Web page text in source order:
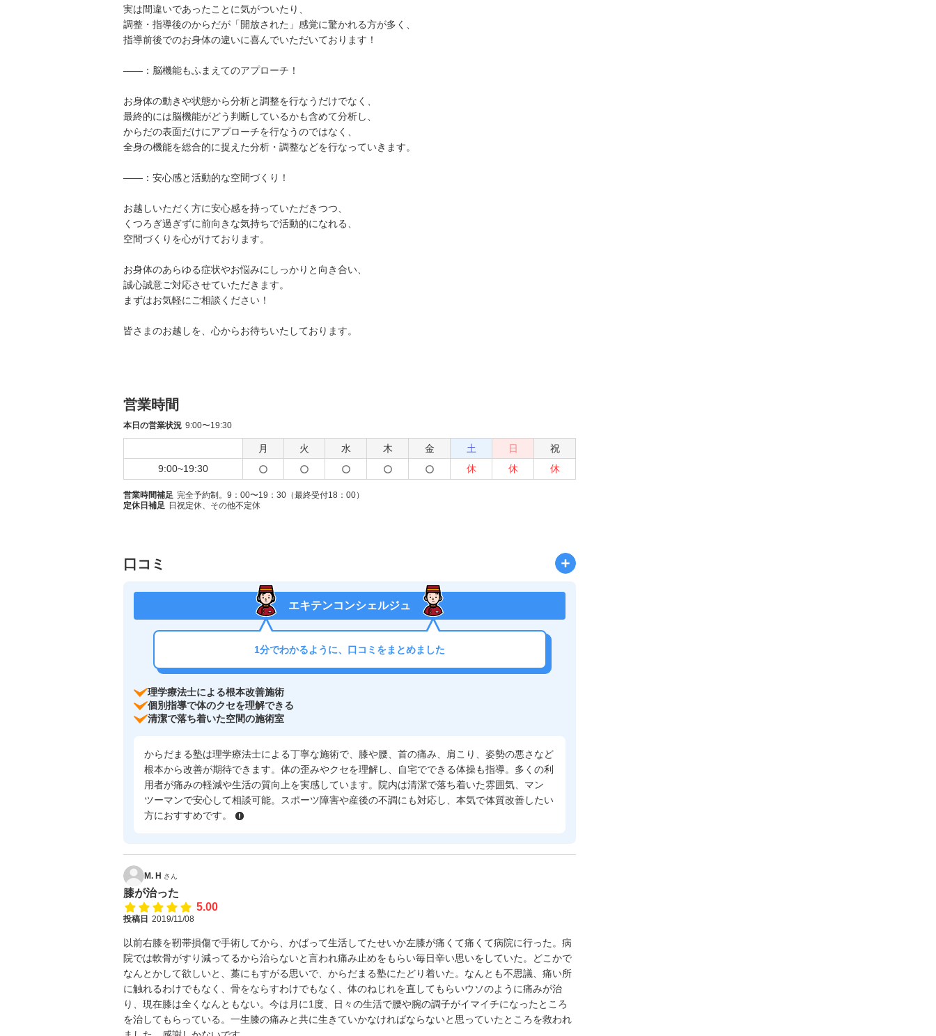
実は間違いであったことに気がついたり、
調整・指導後のからだが「開放された」感覚に驚かれる方が多く、
指導前後でのお身体の違いに喜んでいただいております！
——：脳機能もふまえてのアプローチ！
お身体の動きや状態から分析と調整を行なうだけでなく、
最終的には脳機能がどう判断しているかも含めて分析し、
からだの表面だけにアプローチを行なうのではなく、
全身の機能を総合的に捉えた分析・調整などを行なっていきます。
——：安心感と活動的な空間づくり！
お越しいただく方に安心感を持っていただきつつ、
くつろぎ過ぎずに前向きな気持ちで活動的になれる、
空間づくりを心がけております。
お身体のあらゆる症状やお悩みにしっかりと向き合い、
誠心誠意ご対応させていただきます。
まずはお気軽にご相談ください！
皆さまのお越しを、心からお待ちいたしております。
営業時間
本日の営業状況 9:00〜19:30
月 火 水 木 金 土 日
祝
9:00~19:30
休 休 休
営業時間補足 完全予約制。9：00〜19：30（最終受付18：00）
定休日補足 日祝定休、その他不定休
口コミ
エキテンコンシェルジュ
1分でわかるように、口コミをまとめました
理学療法士による根本改善施術
個別指導で体のクセを理解できる
清潔で落ち着いた空間の施術室
からだまる塾は理学療法士による丁寧な施術で、膝や腰、首の痛み、肩こり、姿勢の悪さなど
根本から改善が期待できます。体の歪みやクセを理解し、自宅でできる体操も指導。多くの利
用者が痛みの軽減や生活の質向上を実感しています。院内は清潔で落ち着いた雰囲気、マン
ツーマンで安心して相談可能。スポーツ障害や産後の不調にも対応し、本気で体質改善したい
方におすすめです。
M. H さん
膝が治った
5.00
投稿日 2019/11/08
以前右膝を靭帯損傷で手術してから、かばって生活してたせいか左膝が痛くて痛くて病院に行った。病
院では軟骨がすり減ってるから治らないと言われ痛み止めをもらい毎日辛い思いをしていた。どこかで
なんとかして欲しいと、藁にもすがる思いで、からだまる塾にたどり着いた。なんとも不思議、痛い所
に触れるわけでもなく、骨をならすわけでもなく、体のねじれを直してもらいウソのように痛みが治
り、現在膝は全くなんともない。今は月に1度、日々の生活で腰や腕の調子がイマイチになったところ
を治してもらっている。一生膝の痛みと共に生きていかなければならないと思っていたところを救われ